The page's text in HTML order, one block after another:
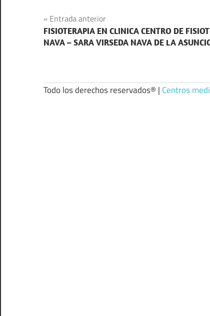
Navegación
de
Entrada anterior
FISIOTERAPIA EN CLINICA CENTRO DE
NAVA – SARA VIRSEDA NAVA DE LA
Todo los derechos reservados® | Centros